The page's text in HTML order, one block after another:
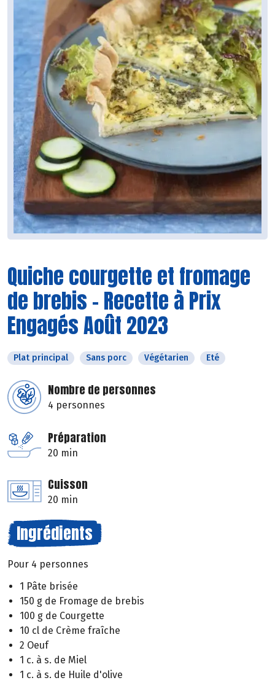
Quiche courgette et fromage
de brebis - Recette à Prix
Engagés Août 2023
Plat principal Sans porc Végétarien Eté
Nombre de personnes
4 personnes
Préparation
20 min
Cuisson
20 min
Ingrédients
Pour 4 personnes
1 Pâte brisée
150 g de Fromage de brebis
100 g de Courgette
10 cl de Crème fraîche
2 Oeuf
1 c. à s. de Miel
1 c. à s. de Huile d'olive